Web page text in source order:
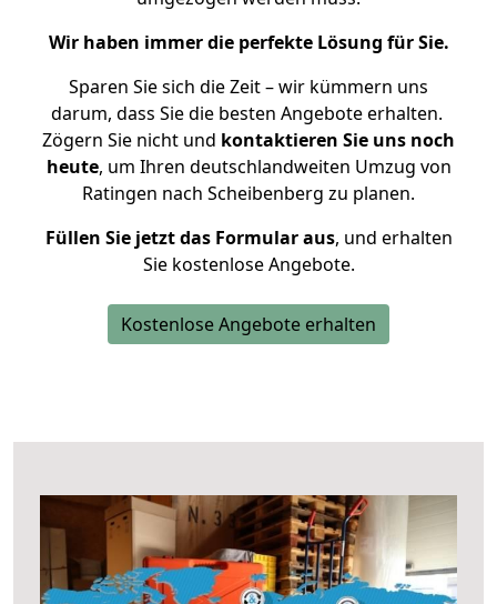
Wir haben immer die perfekte Lösung für Sie.
Sparen Sie sich die Zeit – wir kümmern uns
darum, dass Sie die besten Angebote erhalten.
Zögern Sie nicht und kontaktieren Sie uns noch
heute, um Ihren deutschlandweiten Umzug von
Ratingen nach Scheibenberg zu planen.
Füllen Sie jetzt das Formular aus, und erhalten
Sie kostenlose Angebote.
Kostenlose Angebote erhalten